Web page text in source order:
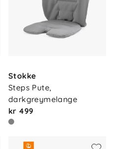
Stokke
Steps Pute,
darkgreymelange
kr 499